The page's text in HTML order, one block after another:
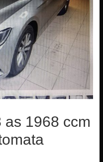
as 1968 ccm